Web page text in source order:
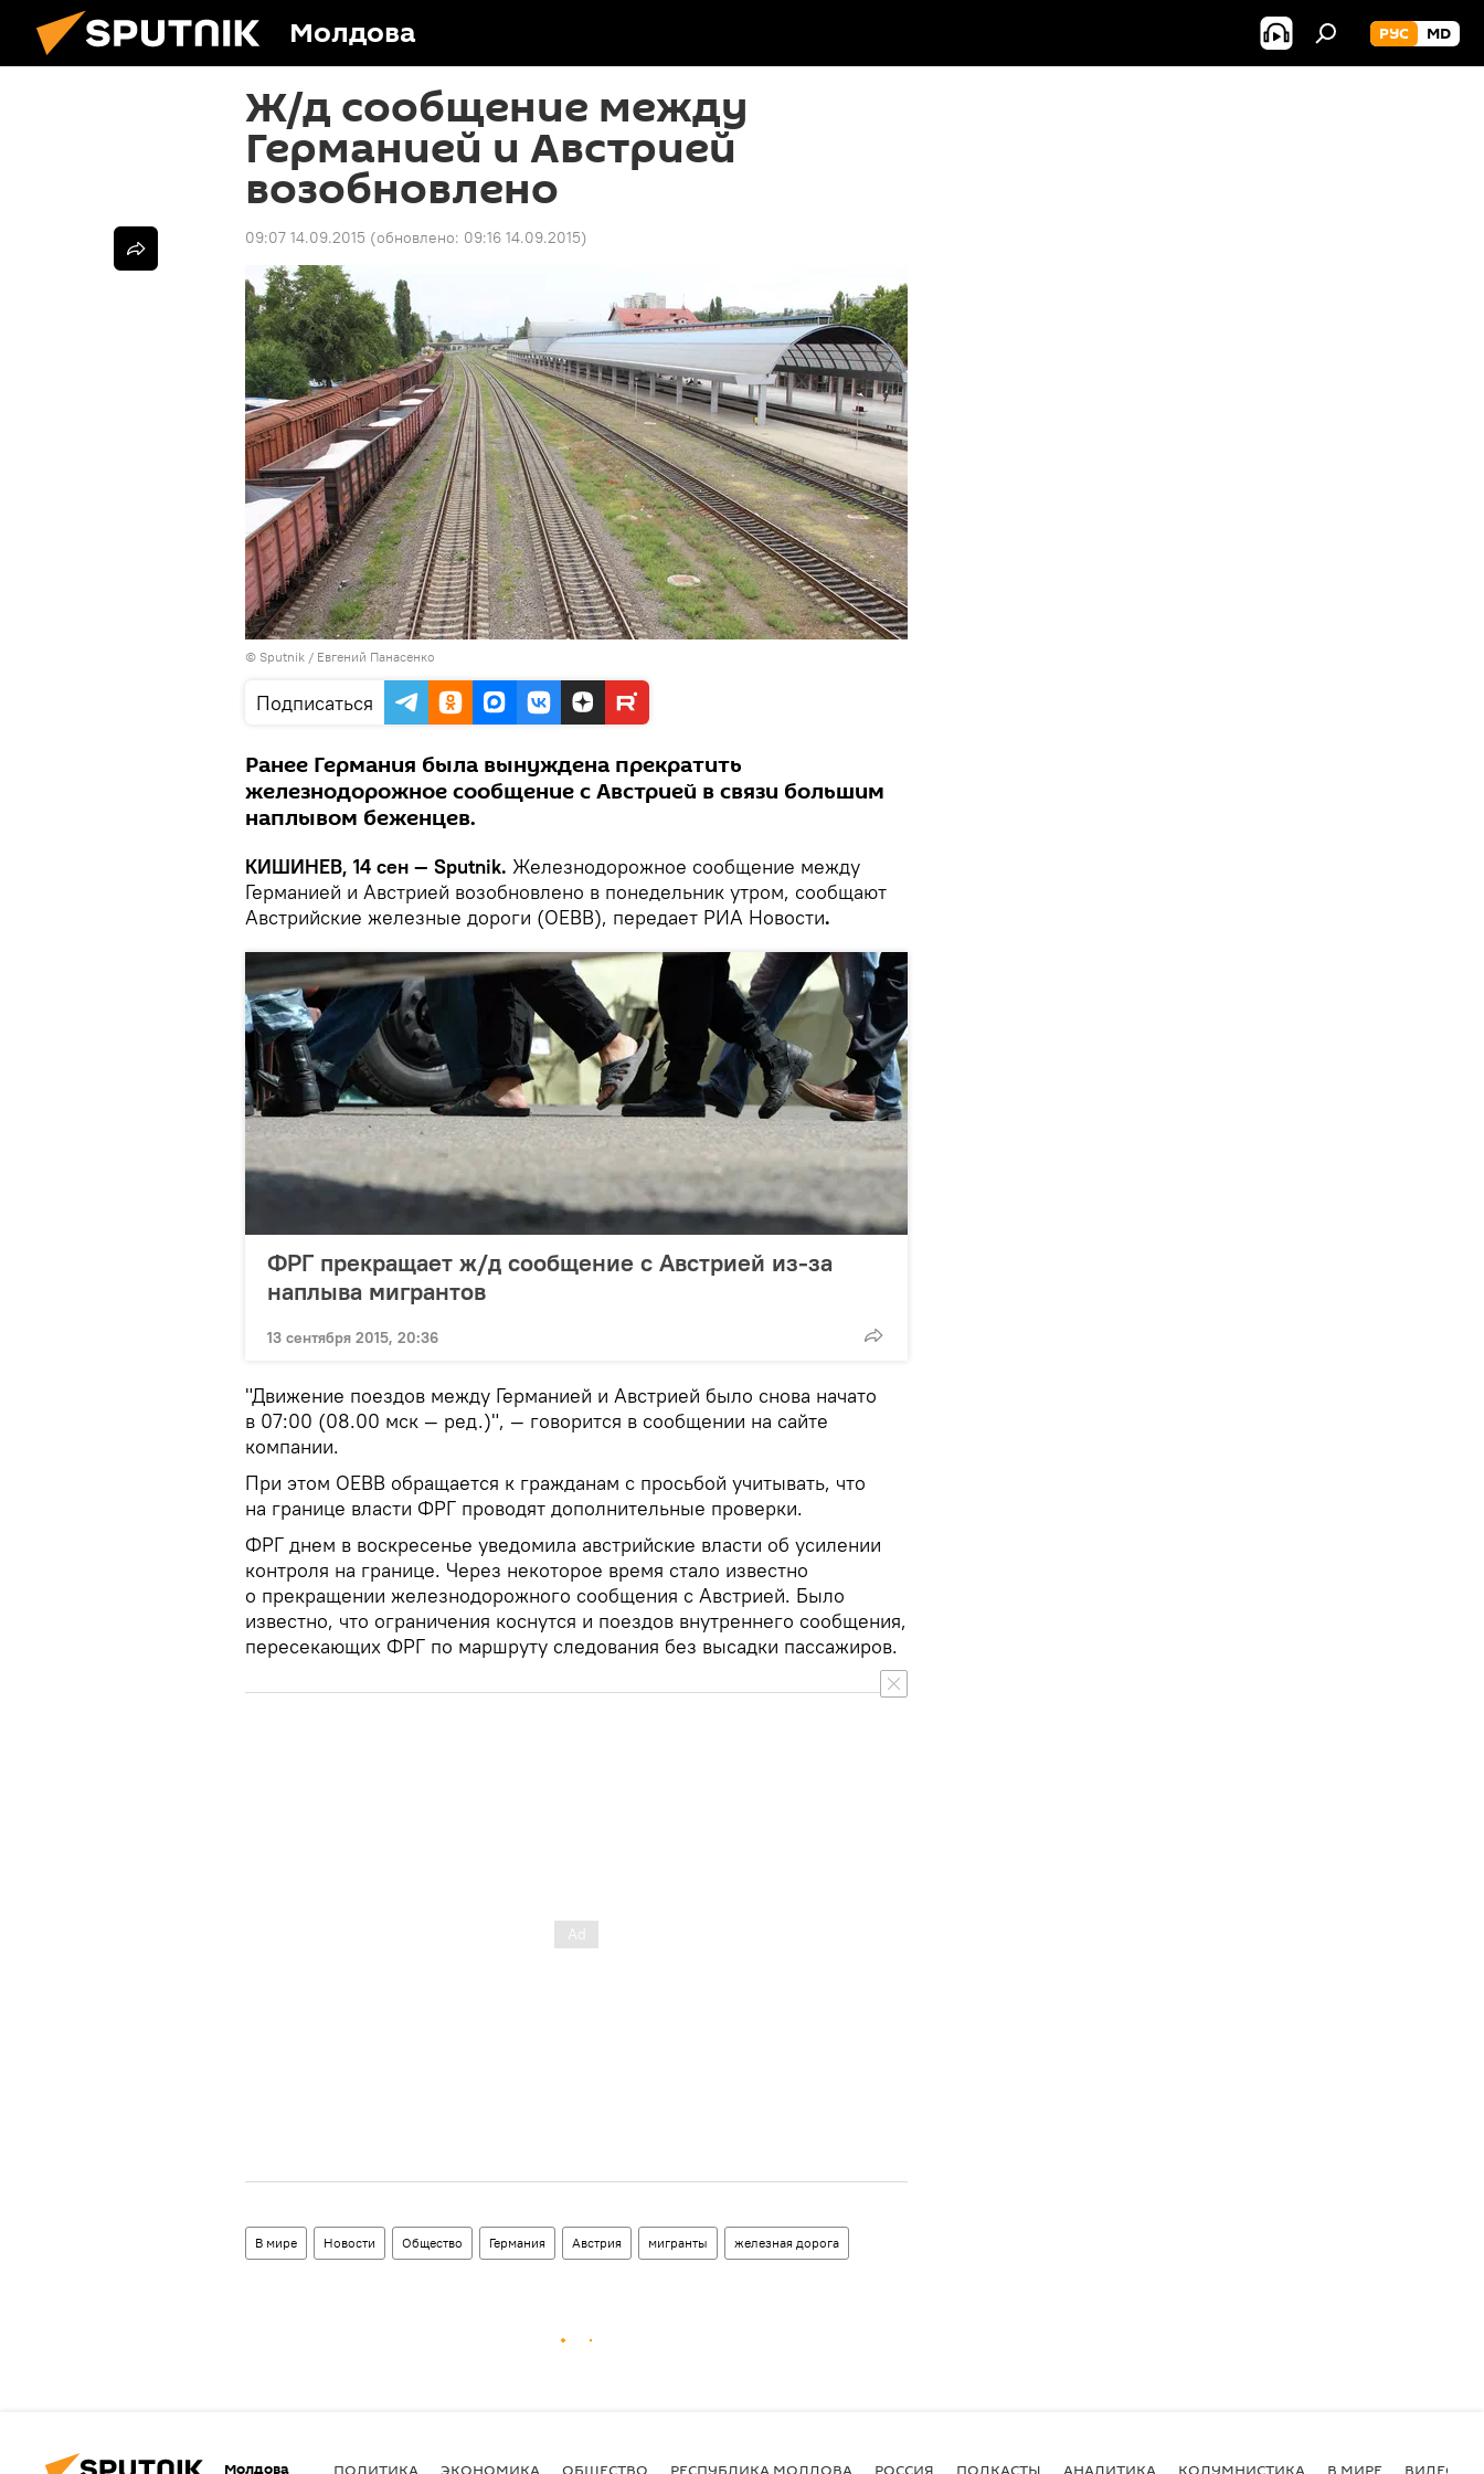
Молдова РУС MD
Ж/д сообщение между
Германией и Австрией
возобновлено
09:07 14.09.2015 (обновлено: 09:16 14.09.2015)
© Sputnik / Евгений Панасенко
Подписаться
Ранее Германия была вынуждена прекратить
железнодорожное сообщение с Австрией в связи большим
наплывом беженцев.
КИШИНЕВ, 14 сен — Sputnik. Железнодорожное сообщение между
Германией и Австрией возобновлено в понедельник утром, сообщают
Австрийские железные дороги (OEBB), передает РИА Новости.
ФРГ прекращает ж/д сообщение с Австрией из-за
наплыва мигрантов
13 сентября 2015, 20:36
"Движение поездов между Германией и Австрией было снова начато
в 07:00 (08.00 мск — ред.)", — говорится в сообщении на сайте
компании.
При этом OEBB обращается к гражданам с просьбой учитывать, что
на границе власти ФРГ проводят дополнительные проверки.
ФРГ днем в воскресенье уведомила австрийские власти об усилении
контроля на границе. Через некоторое время стало известно
о прекращении железнодорожного сообщения с Австрией. Было
известно, что ограничения коснутся и поездов внутреннего сообщения,
пересекающих ФРГ по маршруту следования без высадки пассажиров.
В мире Новости Общество Германия Австрия мигранты железная дорога
Молдова ПОЛИТИКА ЭКОНОМИКА ОБЩЕСТВО РЕСПУБЛИКА МОЛДОВА РОССИЯ ПОДКАСТЫ АНАЛИТИКА КОЛУМНИСТИКА В МИРЕ ВИДЕО